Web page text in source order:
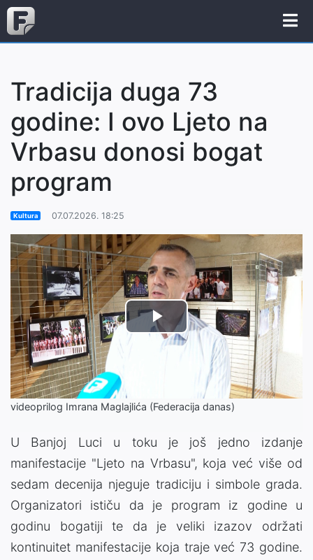
Tradicija duga 73
godine: I ovo Ljeto na
Vrbasu donosi bogat
program
Kultura 07.07.2026. 18:25
Play
Video
videoprilog Imrana Maglajlića (Federacija danas)
U Banjoj Luci u toku je još jedno izdanje
manifestacije "Ljeto na Vrbasu", koja već više od
sedam decenija njeguje tradiciju i simbole grada.
Organizatori ističu da je program iz godine u
godinu bogatiji te da je veliki izazov održati
kontinuitet manifestacije koja traje već 73 godine.